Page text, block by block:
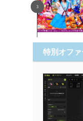
特別オファ